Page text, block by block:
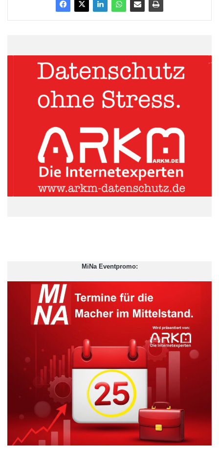
mechanischen, thermo-klimatischen und elektrischen Lasten.
aus Politik, Wirtschaft und Wissenschaft nahmen an dem
Ereignis teil. Zahlreiche Gäste nutzten die Gelegenheit für
Probefahrten mit einem der Elektrofahrzeuge der Fraunhofer
LBF-Forschungsflotte.
ZSZe: Cornelia Zuschke, Bau-Dezernentin Wissenschaftsstadt
Darmstadt, Prof. Dr.-Ing. Tobias Melz, komm. Institutsleiter Fraunhofer
LBF, Staatssekretär Ingmar Jung, Hessisches Ministerium für
Wissenschaft und Kunst, und Prof. Dr.-Ing. Alexander Verl, Vorstand
Fraunhofer-Gesellschaft am neu vorgestellten Konzeptfahrzeug
GEV/one. (v.l.n.r.). – Bildnachweis: Fraunhofer LBF
Deutschland soll sich zum Leitmarkt für Elektromobilität
entwickeln, so der Wille der Bundesregierung. Zur Eröffnung des
ZSZ-e betonte Staatssekretär Ingmar Jung vom Hessischen
Ministerium für Wissenschaft und Kunst HMWK in seinem
Grußwort „Forschung und Entwicklung der Batterietechnologie
sind Voraussetzungen dafür, dass sich Elektroautos
durchsetzen können. Das Zentrum für Systemzuverlässigkeit /
Elektromobilität ZSZ-e ist ein wichtiger Schritt, um eine moderne
und klimaneutrale Fortbewegung in Hessen zu fördern und
MiNa Eventpromo: